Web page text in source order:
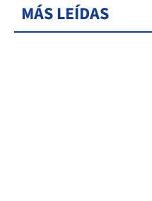
MÁS LEÍDAS